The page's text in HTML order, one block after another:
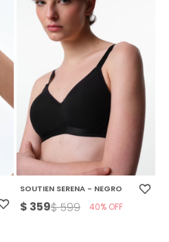
SOUTIEN SERENA - NEGRO
$ 359$599 40